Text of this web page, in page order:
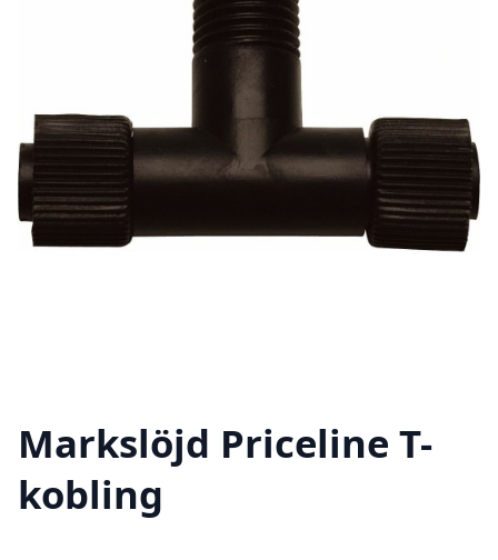
Markslöjd Priceline T-
kobling